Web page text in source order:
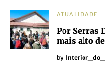
ATUALIDADE
Por Serras
mais alto
by